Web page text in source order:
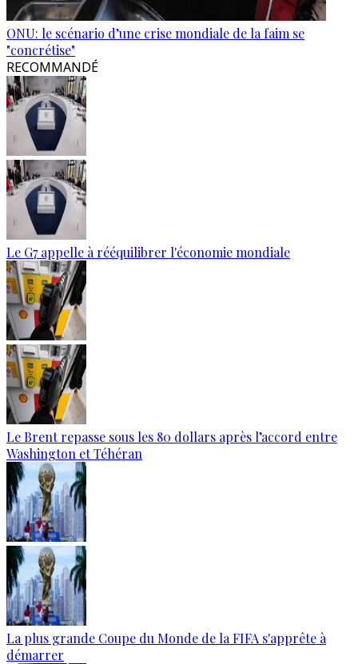
ONU: le scénario d’une crise mondiale de la faim se
"concrétise"
RECOMMANDÉ
Le G7 appelle à rééquilibrer l'économie mondiale
Le Brent repasse sous les 80 dollars après l’accord entre
Washington et Téhéran
La plus grande Coupe du Monde de la FIFA s'apprête à
démarrer